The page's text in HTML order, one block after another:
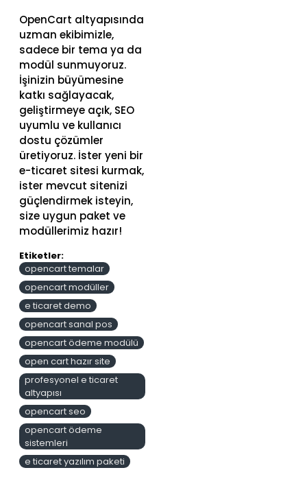
OpenCart altyapısında
uzman ekibimizle,
sadece bir tema ya da
modül sunmuyoruz.
İşinizin büyümesine
katkı sağlayacak,
geliştirmeye açık, SEO
uyumlu ve kullanıcı
dostu çözümler
üretiyoruz. İster yeni bir
e-ticaret sitesi kurmak,
ister mevcut sitenizi
güçlendirmek isteyin,
size uygun paket ve
modüllerimiz hazır!
Etiketler:
opencart temalar
opencart modüller
e ticaret demo
opencart sanal pos
opencart ödeme modülü
open cart hazır site
profesyonel e ticaret
altyapısı
opencart seo
opencart ödeme
sistemleri
e ticaret yazılım paketi